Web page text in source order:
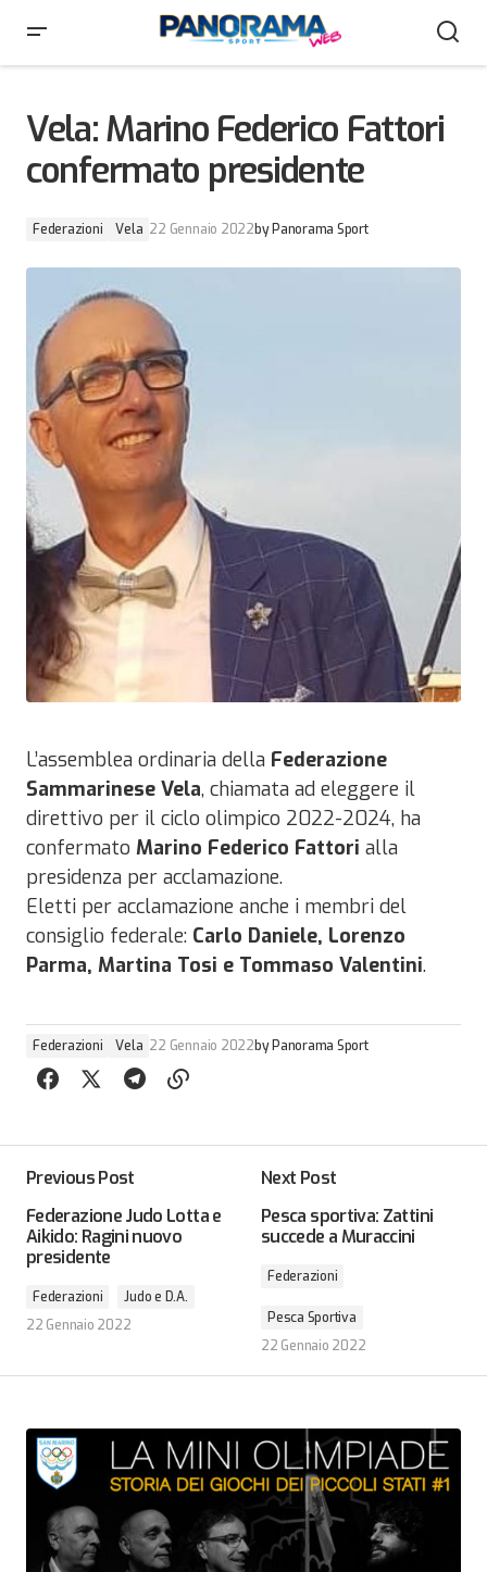
Vela: Marino Federico Fattori
confermato presidente
Federazioni Vela 22 Gennaio 2022by Panorama Sport
L’assemblea ordinaria della Federazione
Sammarinese Vela, chiamata ad eleggere il
direttivo per il ciclo olimpico 2022-2024, ha
confermato Marino Federico Fattori alla
presidenza per acclamazione.
Eletti per acclamazione anche i membri del
consiglio federale: Carlo Daniele, Lorenzo
Parma, Martina Tosi e Tommaso Valentini.
Federazioni Vela 22 Gennaio 2022by Panorama Sport
Previous Post
Federazione Judo Lotta e
Aikido: Ragini nuovo
presidente
Federazioni
Judo e D.A.
22 Gennaio 2022
Next Post
Pesca sportiva: Zattini
succede a Muraccini
Federazioni
Pesca Sportiva
22 Gennaio 2022